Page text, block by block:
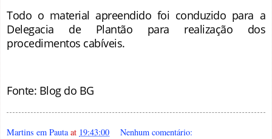
Todo o material apreendido foi conduzido para a
Delegacia de Plantão para realização dos
procedimentos cabíveis.
Fonte: Blog do BG
Martins em Pauta at 19:43:00 Nenhum comentário: